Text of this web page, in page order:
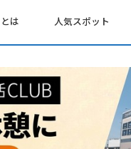
は 人気スポット